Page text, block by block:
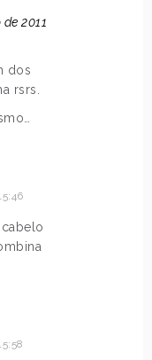
2011
dos
rsrs.